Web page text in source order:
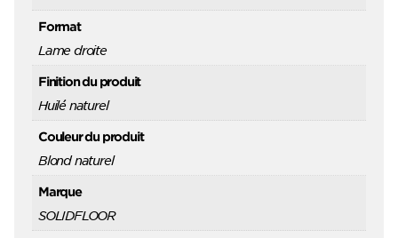
Format
Lame droite
Finition du produit
Huilé naturel
Couleur du produit
Blond naturel
Marque
SOLIDFLOOR